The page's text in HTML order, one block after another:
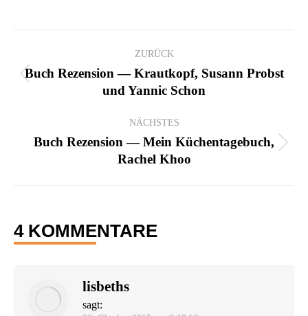
ZURÜCK
Vorheriger
Beitrag:
Buch Rezension — Krautkopf, Susann Probst
und Yannic Schon
NÄCHSTES
Nächster
Beitrag:
Buch Rezension — Mein Küchentagebuch,
Rachel Khoo
4 KOMMENTARE
lisbeths
sagt: